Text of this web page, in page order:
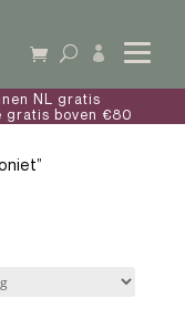

NL gratis
gratis boven €80